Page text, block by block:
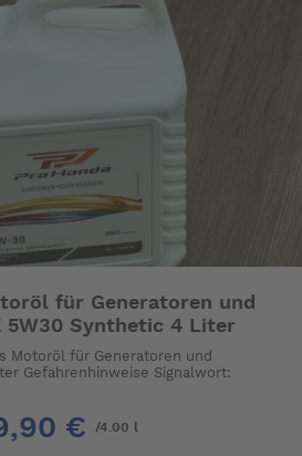
für Generatoren und
5W30 Synthetic 4 Liter
Motoröl für Generatoren und
Gefahrenhinweise Signalwort:
€ /4.00 l